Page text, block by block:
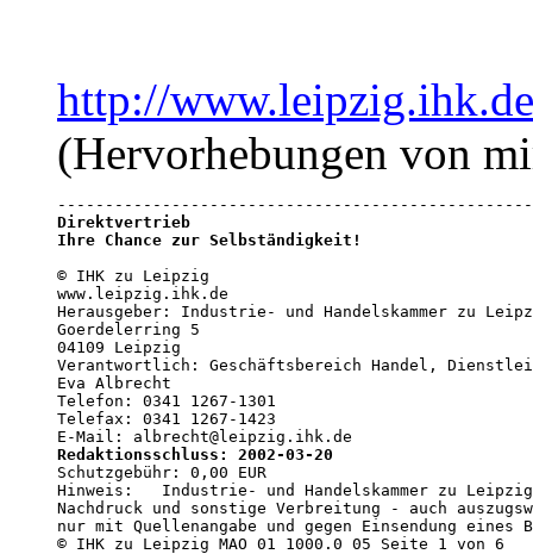
http://
(Hervorhebungen von
Direktvertrieb
Ihre Chance zur Selbständigkeit!
© IHK zu Leipzig
www.leipzig.ihk.de
Herausgeber: Industrie- und Handelskammer zu
Goerdelerring 5
04109 Leipzig
Verantwortlich: Geschäftsbereich Handel,
Eva Albrecht
Telefon: 0341 1267-1301
Telefax: 0341 1267-1423
Redaktionsschluss: 2002-03-20
Schutzgebühr: 0,00 EUR
Hinweis:   Industrie- und Handelskammer zu Leipzig
Nachdruck und sonstige Verbreitung - auch
nur mit Quellenangabe und gegen Einsendung eines
© IHK zu Leipzig MAO 01 1000.0 05 Seite 1 von 6